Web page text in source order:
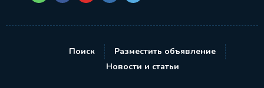
Поиск
Разместить объявление
Новости и статьи